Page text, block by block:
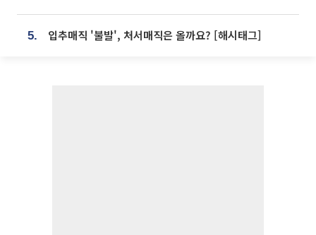
5. 입추매직 '불발', 처서매직은 올까요? [해시태그]